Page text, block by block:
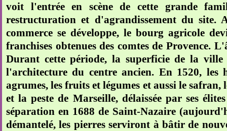
voit l'entrée en scène de cette grande
restructuration et d'agrandissement du site.
commerce se développe, le bourg agricole
franchises obtenues des comtes de Provence.
Durant cette période, la superficie de la
l'architecture du centre ancien. En 1520,
agrumes, les fruits et légumes et aussi le
et la peste de Marseille, délaissée par ses
séparation en 1688 de Saint-Nazaire
démantelé, les pierres serviront à bâtir de